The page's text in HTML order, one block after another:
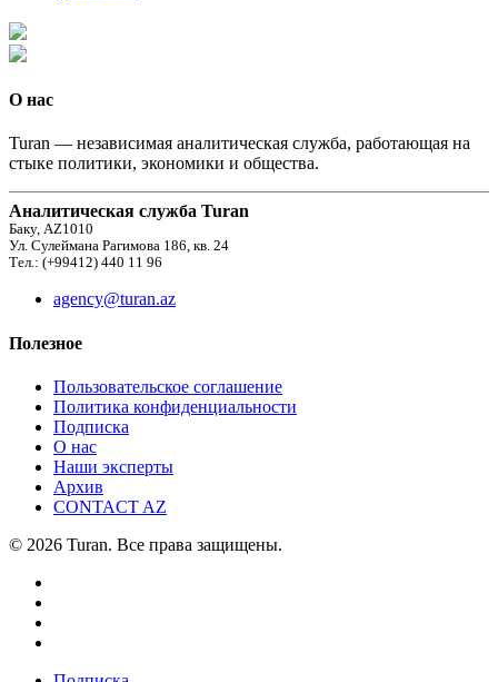
О нас
Turan — независимая аналитическая служба, работающая на
стыке политики, экономики и общества.
Аналитическая служба Turan
Баку, AZ1010
Ул. Сулеймана Рагимова 186, кв. 24
Тел.: (+99412) 440 11 96
agency@turan.az
Полезное
Пользовательское соглашение
Политика конфиденциальности
Подписка
О нас
Наши эксперты
Архив
CONTACT AZ
© 2026 Turan. Все права защищены.